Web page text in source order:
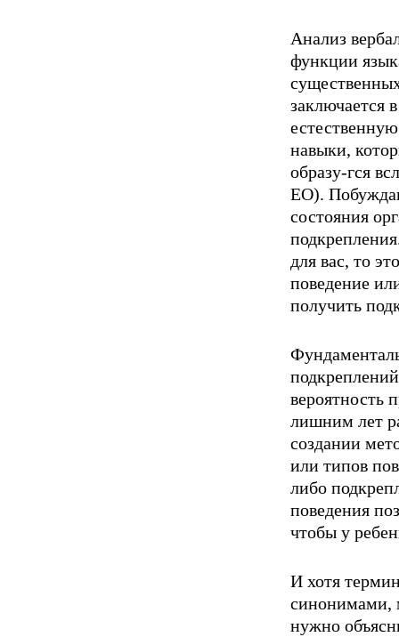
Анализ
функции
заключается
навыки,
образу-гся
ЕО).
состояния
для вас, то
поведение
получить
вероятность
лишним лет
создании
или типов
либо
поведения
чтобы у
И хотя
синонимами,
нужно